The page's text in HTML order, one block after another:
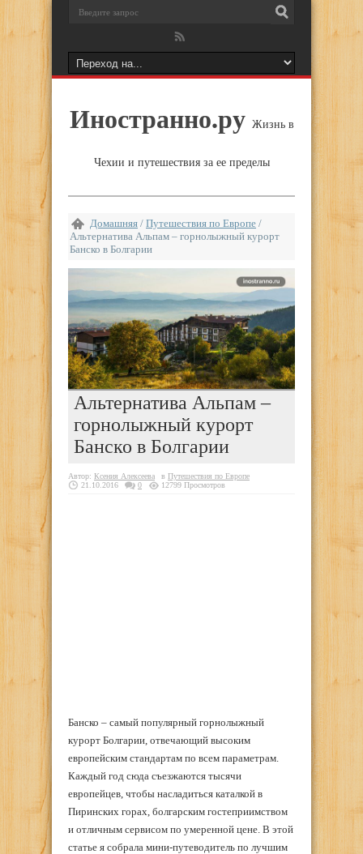
Иностранно.ру Жизнь в
Чехии и путешествия за ее пределы
Домашняя / Путешествия по Европе /
Альтернатива Альпам – горнолыжный курорт
Банско в Болгарии
Альтернатива Альпам –
горнолыжный курорт
Банско в Болгарии
Автор: Ксения Алексеева в Путешествия по Европе
21.10.2016
0 12799 Просмотров
Банско – самый популярный горнолыжный
курорт Болгарии, отвечающий высоким
европейским стандартам по всем параметрам.
Каждый год сюда съезжаются тысячи
европейцев, чтобы насладиться каталкой в
Пиринских горах, болгарским гостеприимством
и отличным сервисом по умеренной цене. В этой
статье я собрала мини-путеводитель по лучшим